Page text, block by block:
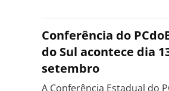
Estadual
do
PCdoB
Tocantins
será
realizada
Conferência do
do Sul acontece dia
setembro
A Conferência Estadual do